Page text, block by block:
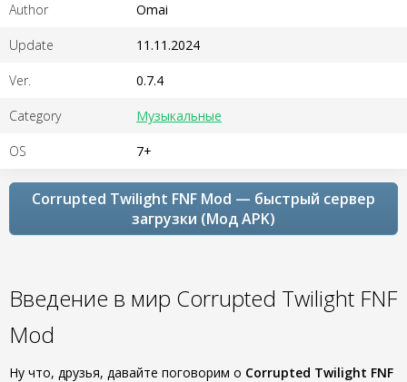
Author Omai
Update 11.11.2024
Ver. 0.7.4
Category Музыкальные
OS 7+
Corrupted Twilight FNF Mod — быстрый сервер
загрузки (Мод APK)
Введение в мир Corrupted Twilight FNF
Mod
Ну что, друзья, давайте поговорим о Corrupted Twilight FNF